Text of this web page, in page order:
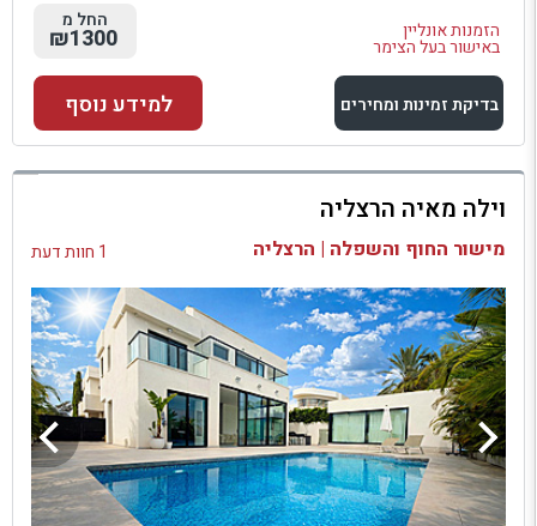
הזמנות אונליין
באישור בעל הצימר
החל מ
₪1300
בדיקת זמינות ומחירים
למתחם זה
בדיקת זמינות ומחירים
למידע נוסף
וילה מאיה הרצליה
מישור החוף והשפלה | הרצליה 1 חוות דעת